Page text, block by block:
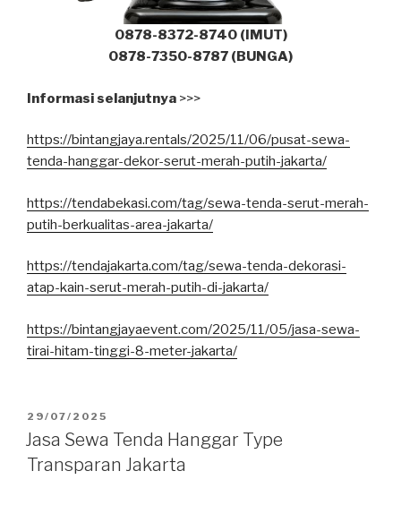
0878-8372-8740 (IMUT)
0878-7350-8787 (BUNGA)
Informasi selanjutnya >>>
https://bintangjaya.rentals/2025/11/06/pusat-sewa-
tenda-hanggar-dekor-serut-merah-putih-jakarta/
https://tendabekasi.com/tag/sewa-tenda-serut-merah-
putih-berkualitas-area-jakarta/
https://tendajakarta.com/tag/sewa-tenda-dekorasi-
atap-kain-serut-merah-putih-di-jakarta/
https://bintangjayaevent.com/2025/11/05/jasa-sewa-
tirai-hitam-tinggi-8-meter-jakarta/
DIPOSKAN
PADA
29/07/2025
Jasa Sewa Tenda Hanggar Type
Transparan Jakarta